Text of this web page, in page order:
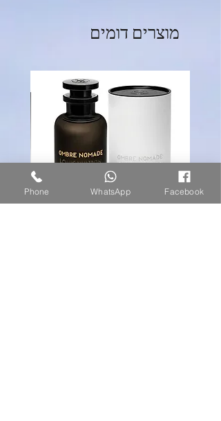
מוצרים דומים
Phone WhatsApp Facebook